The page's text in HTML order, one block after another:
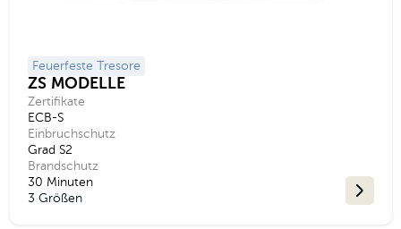
Feuerfeste Tresore
ZS MODELLE
Zertifikate
ECB-S
Einbruchschutz
Grad S2
Brandschutz
30 Minuten
3 Größen